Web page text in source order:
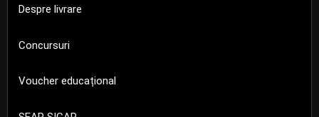
Despre livrare
Concursuri
Voucher educațional